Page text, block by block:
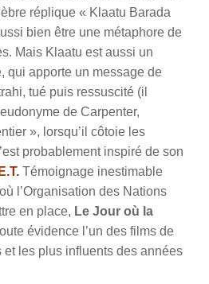
réplique « Klaatu Barada
bien être une métaphore de
Mais Klaatu est aussi un
qui apporte un message de
tué puis ressuscité (il
de Carpenter,
», lorsqu’il côtoie les
probablement inspiré de son
E.T. Témoignage inestimable
l’Organisation des Nations
en place, Le Jour où la
évidence l’un des films de
et les plus influents des années